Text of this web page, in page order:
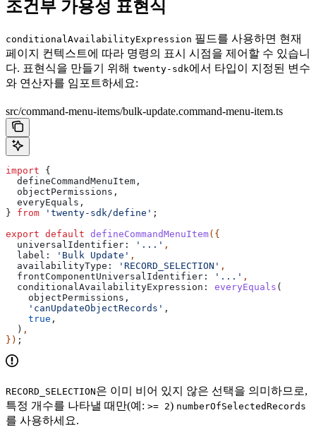
조건부 가용성 표현식
conditionalAvailabilityExpression 필드를 사용하면 현재
페이지 컨텍스트에 따라 명령의 표시 시점을 제어할 수 있습니
다. 표현식을 만들기 위해 twenty-sdk에서 타입이 지정된 변수
와 연산자를 임포트하세요:
src/command-menu-items/bulk-update.command-menu-item.ts
import {
  defineCommandMenuItem
,
  objectPermissions
,
  everyEquals
,
} from 'twenty-sdk/define' ;
export default defineCommandMenuItem({
  universalIdentifier:
'...' ,
  label:
'Bulk Update' ,
  availabilityType:
'RECORD_SELECTION' ,
  frontComponentUniversalIdentifier:
'...' ,
  conditionalAvailabilityExpression:
everyEquals (
    objectPermissions
,
    'canUpdateObjectRecords'
,
    true
,
  )
,
}) ;
RECORD_SELECTION은 이미 비어 있지 않은 선택을 의미하므로,
특정 개수를 나타낼 때만(예: >= 2) numberOfSelectedRecords
를 사용하세요.